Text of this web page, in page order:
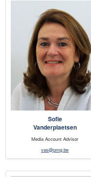
Sofie
Vanderplaetsen
Media Account Advisor
vas@pmg.be